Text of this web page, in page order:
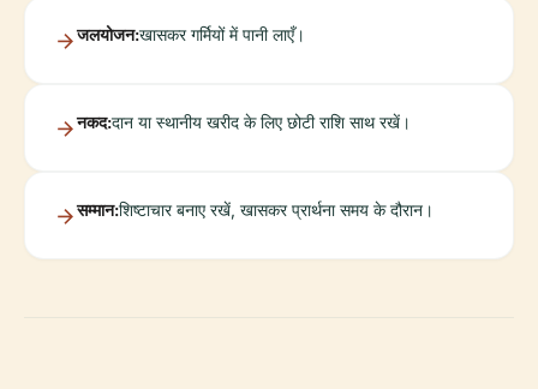
जलयोजन:खासकर गर्मियों में पानी लाएँ।
नकद:दान या स्थानीय खरीद के लिए छोटी राशि साथ रखें।
सम्मान:शिष्टाचार बनाए रखें, खासकर प्रार्थना समय के दौरान।